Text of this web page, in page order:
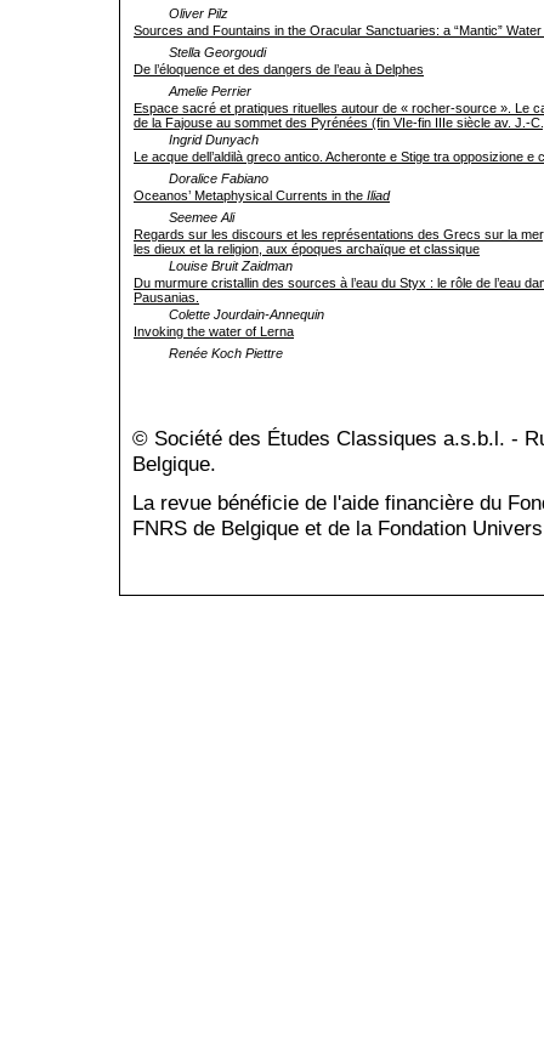
Oliver Pilz
Sources and Fountains in the Oracular Sanctuaries: a “Mantic” Water
Stella Georgoudi
De l’éloquence et des dangers de l’eau à Delphes
Amelie Perrier
Espace sacré et pratiques rituelles autour de « rocher-source ». Le
de la Fajouse au sommet des Pyrénées (fin VIe-fin IIIe siècle av. J.-
Ingrid Dunyach
Le acque dell’aldilà greco antico. Acheronte e Stige tra opposizione e
Doralice Fabiano
Oceanos’ Metaphysical Currents in the Iliad
Seemee Ali
Regards sur les discours et les représentations des Grecs sur la
les dieux et la religion, aux époques archaïque et classique
Louise Bruit Zaidman
Du murmure cristallin des sources à l’eau du Styx : le rôle de l’eau
Pausanias.
Colette Jourdain-Annequin
Invoking the water of Lerna
Renée Koch Piettre
© Société des Études Classiques a.s.b.l. -
Belgique.
La revue bénéficie de l'aide financière du
FNRS de Belgique et de la Fondation